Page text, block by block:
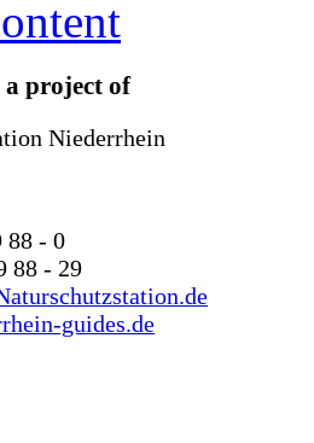
project of
Niederrhein
88 - 0
88 - 29
guides.de